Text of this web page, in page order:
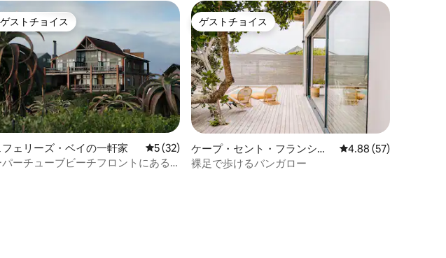
星中4.96つ星の平均評価
評のゲストチョイスです。
ゲストチョイス
フェリーズ・ベイの一軒家 レビュー32件、5つ星中5つ星の平均評価
5 (32)
パーチューブビーチフロントにある5
ゲストチョイス
ゲストチョイス
ケープ・セント・フランシス
の一軒家
レビュー57件、5つ星
4.88 (57)
裸足で歩けるバンガロー